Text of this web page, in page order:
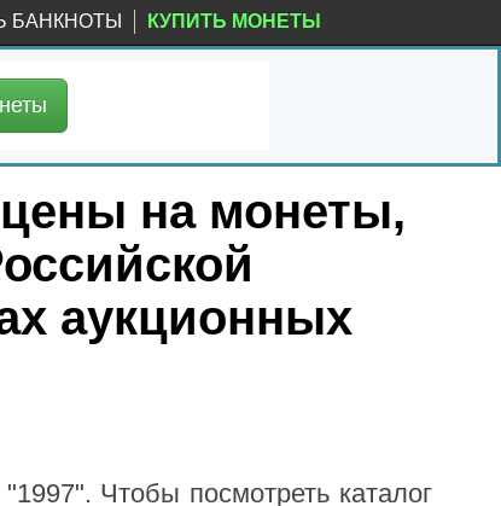
БАНКНОТЫ КУПИТЬ МОНЕТЫ
цены на монеты,
аукционных
Чтобы посмотреть каталог